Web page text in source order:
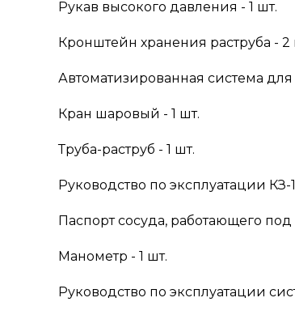
Рукав высокого давления - 1 шт.
Кронштейн хранения раструба - 2
Автоматизированная система
Кран шаровый - 1 шт.
Труба-раструб - 1 шт.
Руководство по эксплуатации КЗ-
Паспорт сосуда, работающего
Манометр - 1 шт.
Руководство по эксплуатации